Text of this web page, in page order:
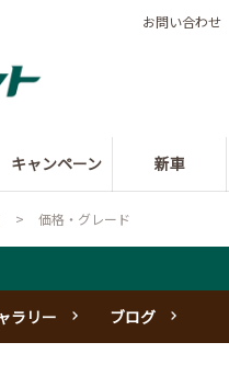
キャンペーン 新車
お問い合わせ
価格・グレード
ラリー ブログ